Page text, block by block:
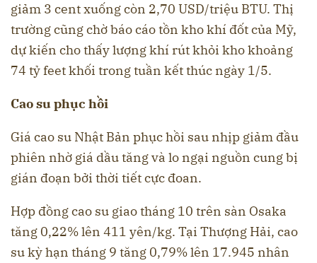
giảm 3 cent xuống còn 2,70 USD/triệu BTU. Thị
trường cũng chờ báo cáo tồn kho khí đốt của Mỹ,
dự kiến cho thấy lượng khí rút khỏi kho khoảng
74 tỷ feet khối trong tuần kết thúc ngày 1/5.
Cao su phục hồi
Giá cao su Nhật Bản phục hồi sau nhịp giảm đầu
phiên nhờ giá dầu tăng và lo ngại nguồn cung bị
gián đoạn bởi thời tiết cực đoan.
Hợp đồng cao su giao tháng 10 trên sàn Osaka
tăng 0,22% lên 411 yên/kg. Tại Thượng Hải, cao
su kỳ hạn tháng 9 tăng 0,79% lên 17.945 nhân